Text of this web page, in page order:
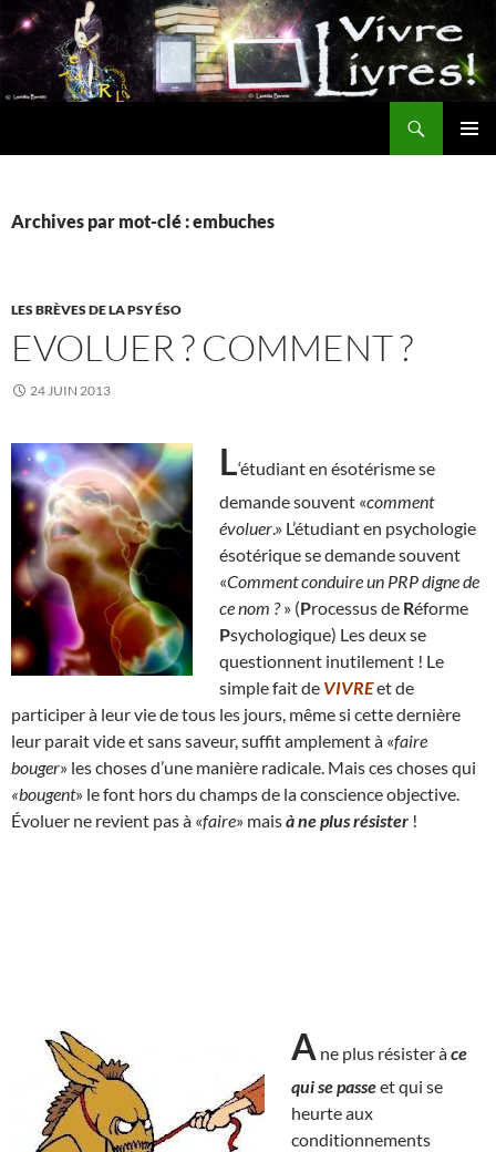
Aller
au
contenu
Archives par mot-clé : embuches
LES BRÈVES DE LA PSY ÉSO
EVOLUER ? COMMENT ?
24 JUIN 2013
L‘étudiant en ésotérisme se
demande souvent «comment
évoluer.» L’étudiant en psychologie
ésotérique se demande souvent
«Comment conduire un PRP digne de
ce nom ?» (Processus de Réforme
Psychologique) Les deux se
questionnent inutilement ! Le
simple fait de VIVREet de
participer à leur vie de tous les jours, même si cette dernière
leur parait vide et sans saveur, suffit amplement à «faire
bouger» les choses d’une manière radicale. Mais ces choses qui
«bougent» le font hors du champs de la conscience objective.
Évoluer ne revient pas à «faire» maisà ne plus résister !
A ne plus résister àce
qui se passeet qui se
heurte aux
conditionnements